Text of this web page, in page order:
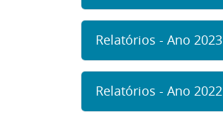
Relatórios - Ano 2023
Relatórios - Ano 2022